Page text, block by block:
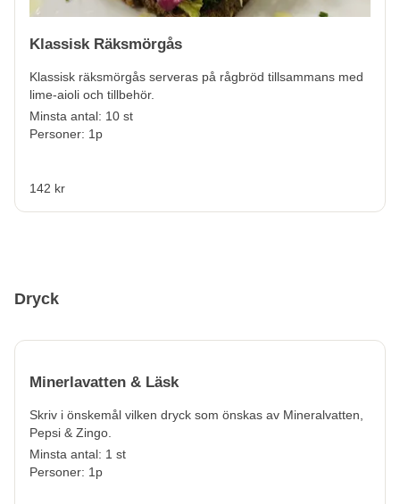
Klassisk Räksmörgås
Klassisk räksmörgås serveras på rågbröd tillsammans med
lime-aioli och tillbehör.
Minsta antal: 10 st
Personer: 1p
142 kr
Dryck
Minerlavatten & Läsk
Skriv i önskemål vilken dryck som önskas av Mineralvatten,
Pepsi & Zingo.
Minsta antal: 1 st
Personer: 1p